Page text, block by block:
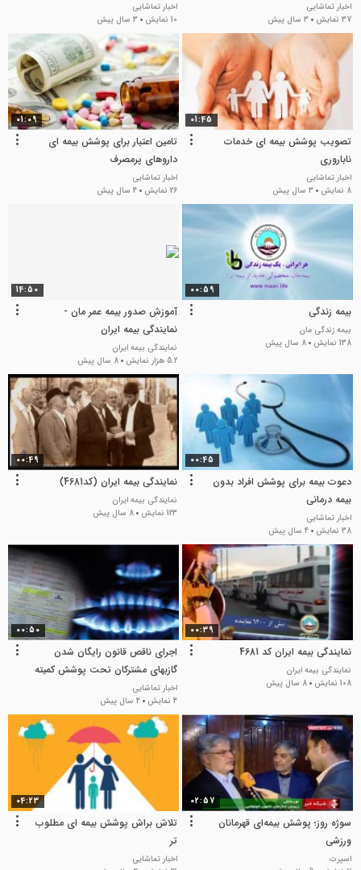
اخبار تماشایی
37 نمایش
3 سال پیش
اخبار تماشایی
10 نمایش
3 سال پیش
01:45
تصویب پوشش بیمه ای خدمات
ناباروری
اخبار تماشایی
8 نمایش
3 سال پیش
01:09
تامین اعتبار برای پوشش بیمه ای
داروهای پرمصرف
اخبار تماشایی
26 نمایش
4 سال پیش
00:59
بیمه زندگی
بیمه زندگی مان
138 نمایش
8 سال پیش
14:50
آموزش صدور بیمه عمر مان -
نمایندگی بیمه ایران
نمایندگی بیمه ایران
5.2 هزار نمایش
8 سال پیش
00:45
دعوت بیمه برای پوشش افراد بدون
بیمه درمانی
اخبار تماشایی
38 نمایش
4 سال پیش
00:49
نمایندگی بیمه ایران (کد4681)
نمایندگی بیمه ایران
123 نمایش
8 سال پیش
00:39
نمایندگی بیمه ایران کد 4681
نمایندگی بیمه ایران
108 نمایش
8 سال پیش
00:50
اجرای ناقص قانون رایگان شدن
گازبهای مشترکان تحت پوشش کمیته
اخبار تماشایی
4 نمایش
4 سال پیش
02:57
سوژه روز؛ پوشش بیمه‌ای قهرمانان
ورزشی
اسپرت
04:23
تلاش براش پوشش بیمه ای مطلوب
تر
اخبار تماشایی